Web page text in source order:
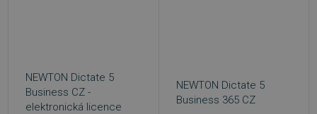
NEWTON Dictate 5
Business CZ -
elektronická licence
NEWTON Dictate 5
Business 365 CZ